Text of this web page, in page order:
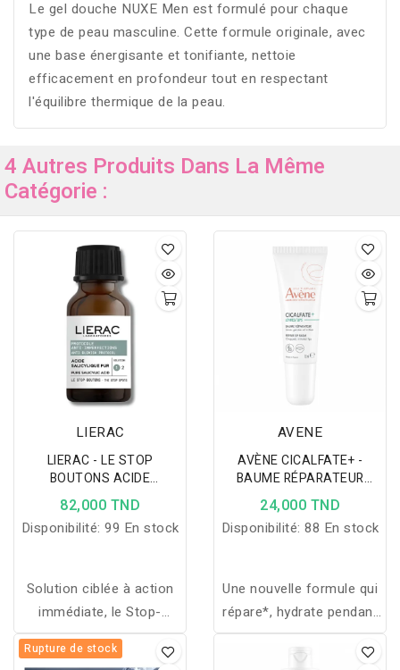
Le gel douche NUXE Men est formulé pour chaque
type de peau masculine. Cette formule originale, avec
une base énergisante et tonifiante, nettoie
efficacement en profondeur tout en respectant
l'équilibre thermique de la peau.
4 Autres Produits Dans La Même
Catégorie :
LIERAC
LIERAC - LE STOP
BOUTONS ACIDE
SALICYLIQUE PUR 15ML
82,000 TND
Disponibilité: 99 En stock
Solution ciblée à action
immédiate, le Stop-
Boutons Lierac assèche
et purifie les
AVENE
AVÈNE CICALFATE+ -
BAUME RÉPARATEUR
LÈVRES 10 ML
24,000 TND
Disponibilité: 88 En stock
Une nouvelle formule qui
répare*, hydrate pendant
24 heures** et protège
les lèvres gercées et
Rupture de stock